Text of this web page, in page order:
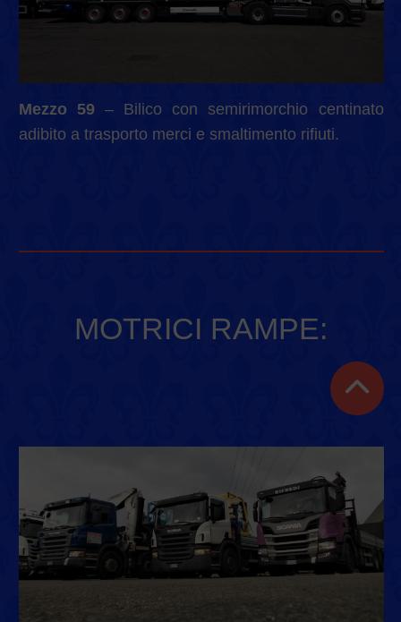
Mezzo 59 – Bilico con semirimorchio centinato
adibito a trasporto merci e smaltimento rifiuti.
MOTRICI RAMPE: